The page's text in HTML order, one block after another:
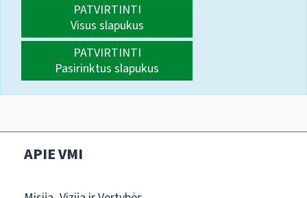
PATVIRTINTI
Visus slapukus
PATVIRTINTI
Pasirinktus slapukus
APIE VMI